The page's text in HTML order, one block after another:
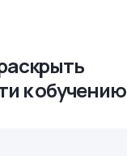
к обучению